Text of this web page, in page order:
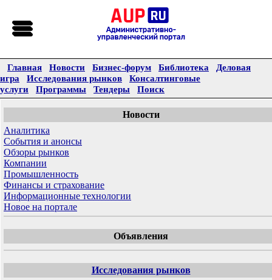
Главная Новости Бизнес-форум Библиотека
Деловая
игра
Исследования рынков
Консалтинговые
услуги
Программы Тендеры Поиск
Новости
Аналитика
События и анонсы
Обзоры рынков
Компании
Промышленность
Финансы и страхование
Информационные технологии
Новое на портале
Объявления
Исследования рынков